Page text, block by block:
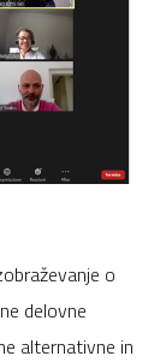
o
delovne
alternativne in